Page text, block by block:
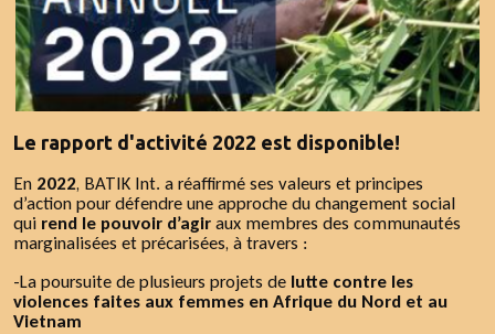
Le rapport d'activité 2022 est disponible!
En 2022, BATIK Int. a réaffirmé ses valeurs et principes
d’action pour défendre une approche du changement social
qui rend le pouvoir d’agiraux membres des communautés
marginalisées et précarisées, à travers :
-La poursuite de plusieurs projets de lutte contre les
violences faites aux femmes en Afrique du Nord et au
Vietnam